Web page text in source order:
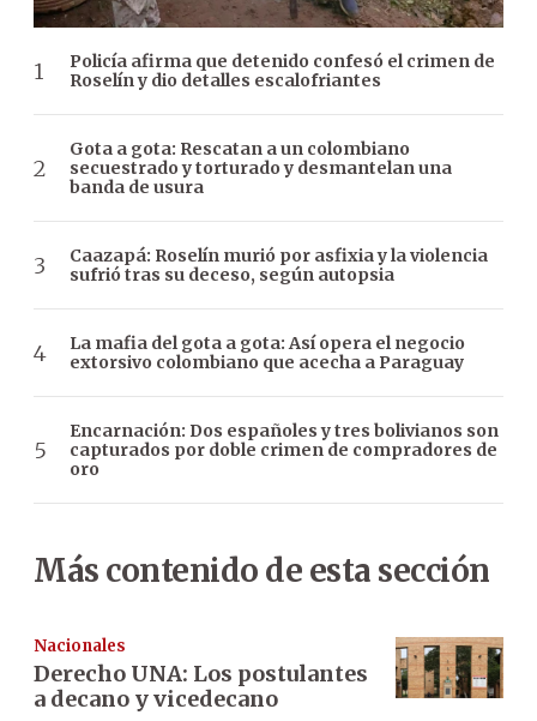
Policía afirma que detenido confesó el crimen de
Roselín y dio detalles escalofriantes
Gota a gota: Rescatan a un colombiano
secuestrado y torturado y desmantelan una
banda de usura
Caazapá: Roselín murió por asfixia y la violencia
sufrió tras su deceso, según autopsia
La mafia del gota a gota: Así opera el negocio
extorsivo colombiano que acecha a Paraguay
Encarnación: Dos españoles y tres bolivianos son
capturados por doble crimen de compradores de
oro
Más contenido de esta sección
Nacionales
Derecho UNA: Los postulantes
a decano y vicedecano